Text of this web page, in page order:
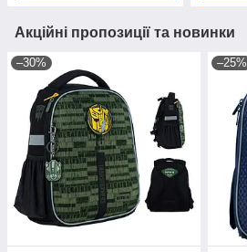
Акційні пропозиції та новинки
–30% –25%